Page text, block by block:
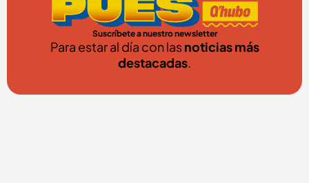
Suscríbete a nuestro newsletter
Para estar al día con lasnoticias más
destacadas.